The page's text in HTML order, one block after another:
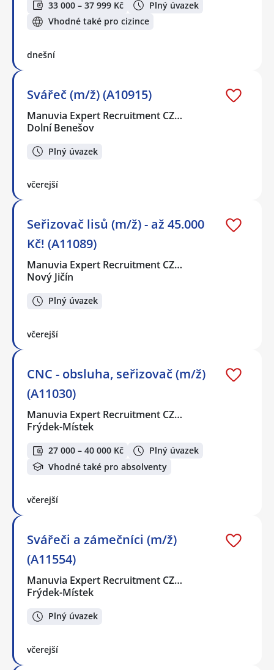
33 000 – 37 999 Kč
Plný úvazek
Vhodné také pro cizince
dnešní
Svářeč (m/ž) (A10915)
Manuvia Expert Recruitment CZ…
Dolní Benešov
Plný úvazek
včerejší
Seřizovač lisů (m/ž) - až 45.000
Kč! (A11089)
Manuvia Expert Recruitment CZ…
Nový Jičín
Plný úvazek
včerejší
CNC - obsluha, seřizovač (m/ž)
(A11030)
Manuvia Expert Recruitment CZ…
Frýdek-Místek
27 000 – 40 000 Kč
Plný úvazek
Vhodné také pro absolventy
včerejší
Svářeči a zámečníci (m/ž)
(A11554)
Manuvia Expert Recruitment CZ…
Frýdek-Místek
Plný úvazek
včerejší